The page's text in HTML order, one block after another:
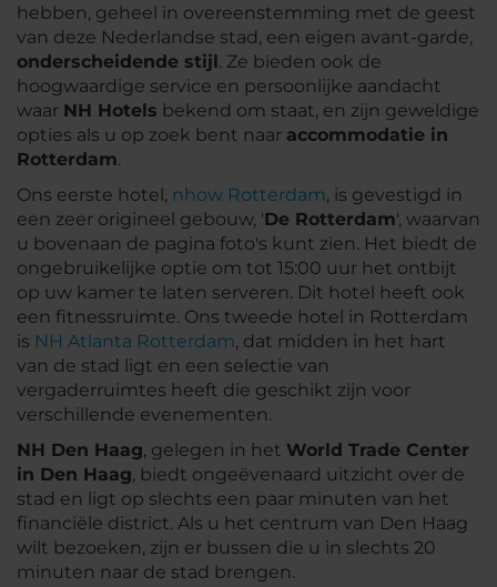
hebben, geheel in overeenstemming met de geest
van deze Nederlandse stad, een eigen avant-garde,
onderscheidende stijl. Ze bieden ook de
hoogwaardige service en persoonlijke aandacht
waar NH Hotels bekend om staat, en zijn geweldige
opties als u op zoek bent naar accommodatie in
Rotterdam.
Ons eerste hotel, nhow Rotterdam, is gevestigd in
een zeer origineel gebouw, 'De Rotterdam', waarvan
u bovenaan de pagina foto's kunt zien. Het biedt de
ongebruikelijke optie om tot 15:00 uur het ontbijt
op uw kamer te laten serveren. Dit hotel heeft ook
een fitnessruimte. Ons tweede hotel in Rotterdam
is NH Atlanta Rotterdam, dat midden in het hart
van de stad ligt en een selectie van
vergaderruimtes heeft die geschikt zijn voor
verschillende evenementen.
NH Den Haag, gelegen in het World Trade Center
in Den Haag, biedt ongeëvenaard uitzicht over de
stad en ligt op slechts een paar minuten van het
financiële district. Als u het centrum van Den Haag
wilt bezoeken, zijn er bussen die u in slechts 20
minuten naar de stad brengen.